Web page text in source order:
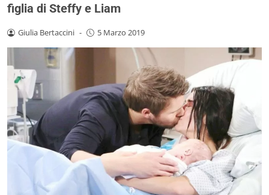
figlia di Steffy e Liam
Giulia Bertaccini - 5 Marzo 2019